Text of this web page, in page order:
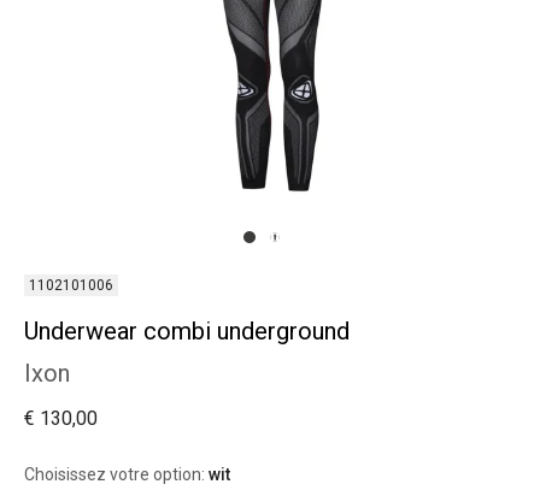
1102101006
Underwear combi underground
Ixon
€ 130,00
Choisissez votre option: wit